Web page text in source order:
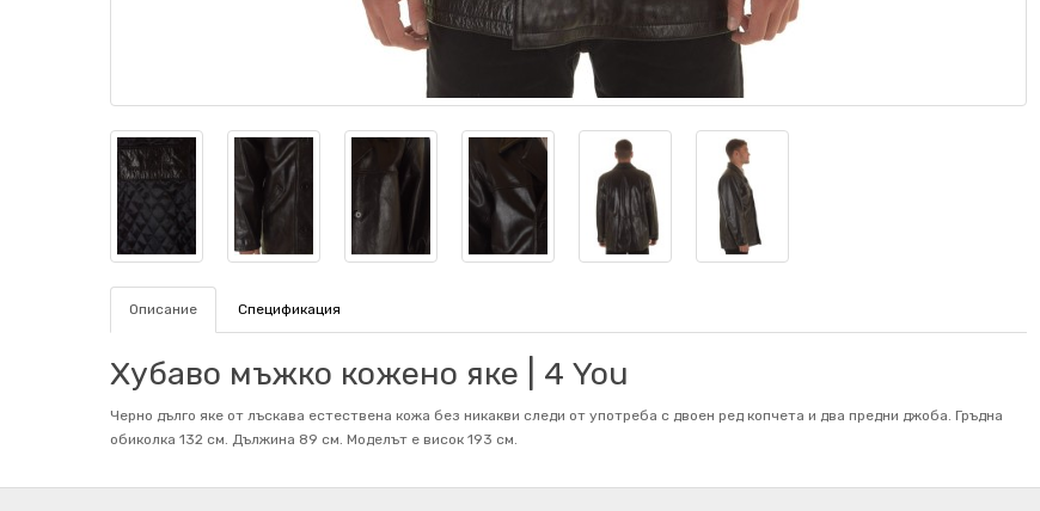
Описание Спецификация
Хубаво мъжко кожено яке | 4 You
Черно дълго яке от лъскава естествена кожа без никакви следи от употреба с двоен ред копчета и два предни джоба. Гръдна
обиколка 132 см. Дължина 89 см. Mоделът е висок 193 см.